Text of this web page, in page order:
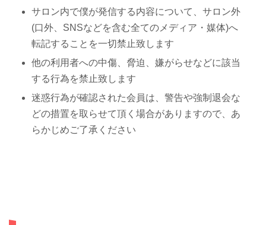
サロン内で僕が発信する内容について、サロン外
(口外、SNSなどを含む全てのメディア・媒体)へ
転記することを一切禁止致します
他の利用者への中傷、脅迫、嫌がらせなどに該当
する行為を禁止致します
迷惑行為が確認された会員は、警告や強制退会な
どの措置を取らせて頂く場合がありますので、あ
らかじめご了承ください